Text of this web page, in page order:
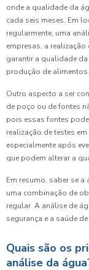
onde a qualidade da
cada seis meses. Em
regularmente, uma
empresas, a
garantir a qualidade
produção de alimentos.
Outro aspecto a ser
de poço ou de fontes
pois essas fontes
realização de testes
especialmente após
que podem alterar a
Em resumo, saber se
uma combinação de
regular. A análise de
segurança e a saúde
Quais são os
análise da